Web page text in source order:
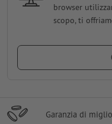
browser
scopo, ti
Garanzia di